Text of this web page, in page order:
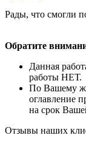
Рады, что смогли
Обратите
Данная
работы НЕТ.
По Вашему
оглавление
на срок
Отзывы наших